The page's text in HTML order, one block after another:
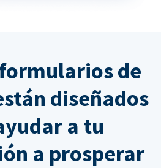
de
diseñados
a tu
a prosperar